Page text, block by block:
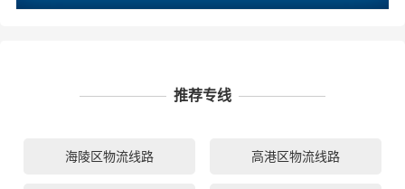
推荐专线
海陵区物流线路 高港区物流线路